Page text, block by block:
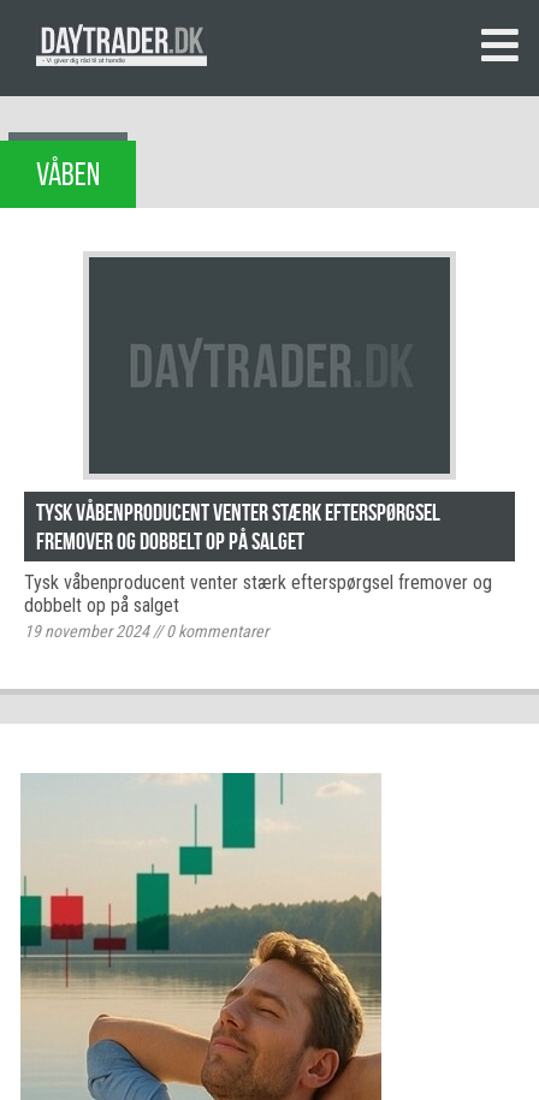
VÅBEN
Tysk våbenproducent venter stærk efterspørgsel
fremover og dobbelt op på salget
Tysk våbenproducent venter stærk efterspørgsel fremover og
dobbelt op på salget
19 november 2024//0kommentarer